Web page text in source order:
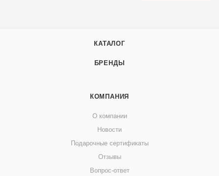
КАТАЛОГ
БРЕНДЫ
КОМПАНИЯ
О компании
Новости
Подарочные сертификаты
Отзывы
Вопрос-ответ